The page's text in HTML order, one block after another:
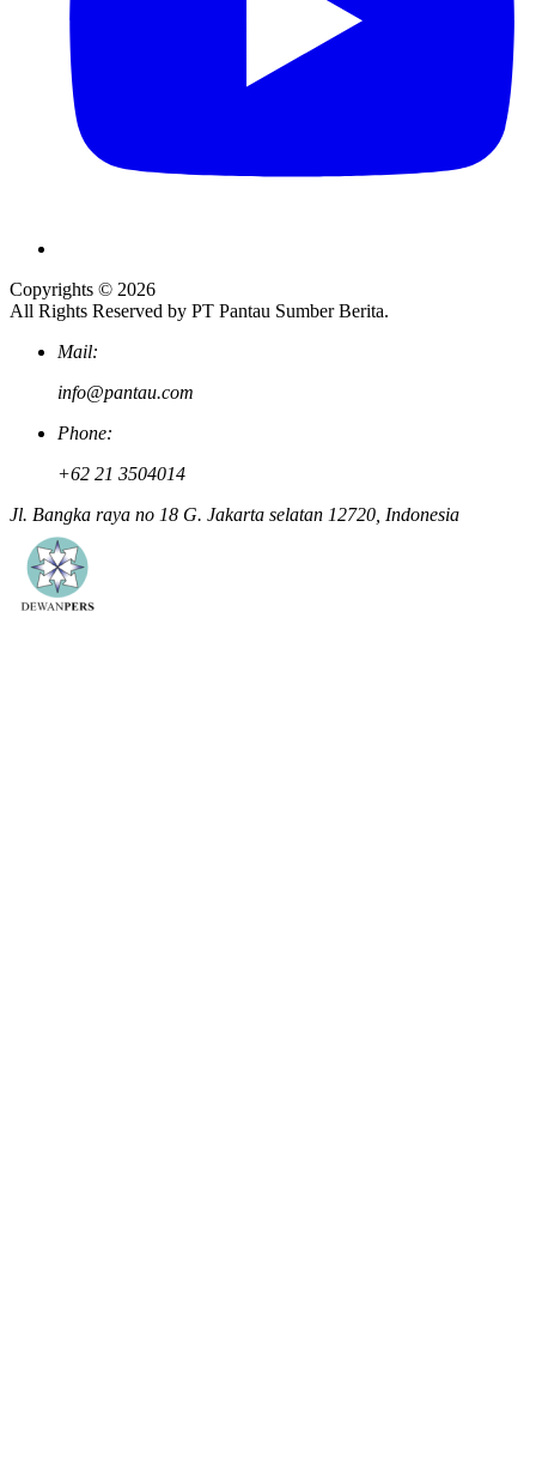
Copyrights © 2026
All Rights Reserved by PT Pantau Sumber Berita.
Mail:
info@pantau.com
Phone:
+62 21 3504014
Jl. Bangka raya no 18 G. Jakarta selatan 12720, Indonesia